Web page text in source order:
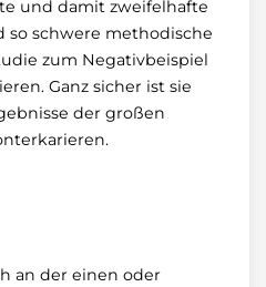
und damit zweifelhafte
so schwere methodische
zum Negativbeispiel
Ganz sicher ist sie
der großen
an der einen oder